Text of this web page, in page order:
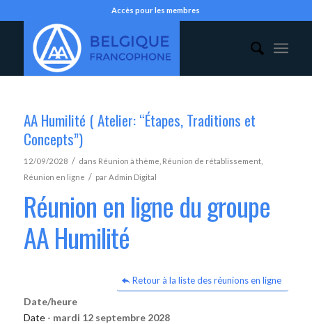
Accès pour les membres
AA Humilité ( Atelier: “Étapes, Traditions et
Concepts”)
12/09/2028 / dans Réunion à thème Réunion de rétablissement,
Réunion en ligne / parAdmin Digital
Réunion en ligne du groupe
AA Humilité
Retour à la liste des réunions en ligne
Date/heure
Date - mardi 12 septembre 2028